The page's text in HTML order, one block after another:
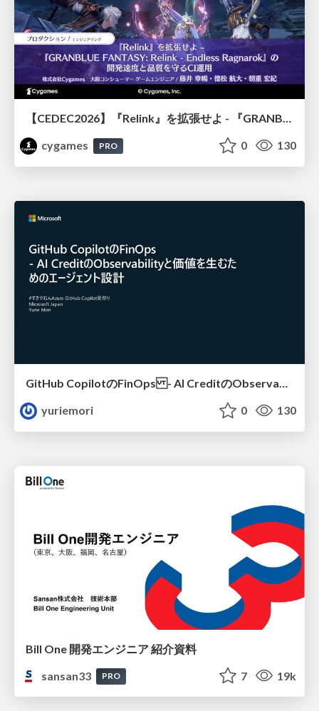
cygames
PRO 0 130
GitHub CopilotのFinOps - AI CreditのObservabilityと価値を生むためのエージェント設計
yuriemori
0 130
Bill One 開発エンジニア 紹介資料
sansan33
PRO 7 19k